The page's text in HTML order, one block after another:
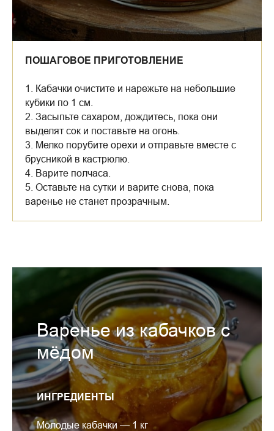
ПОШАГОВОЕ ПРИГОТОВЛЕНИЕ
1. Кабачки очистите и нарежьте на небольшие
кубики по 1 см.
2. Засыпьте сахаром, дождитесь, пока они
выделят сок и поставьте на огонь.
3. Мелко порубите орехи и отправьте вместе с
брусникой в кастрюлю.
4. Варите полчаса.
5. Оставьте на сутки и варите снова, пока
варенье не станет прозрачным.
Варенье из кабачков с
мёдом
ИНГРЕДИЕНТЫ
Молодые кабачки — 1 кг